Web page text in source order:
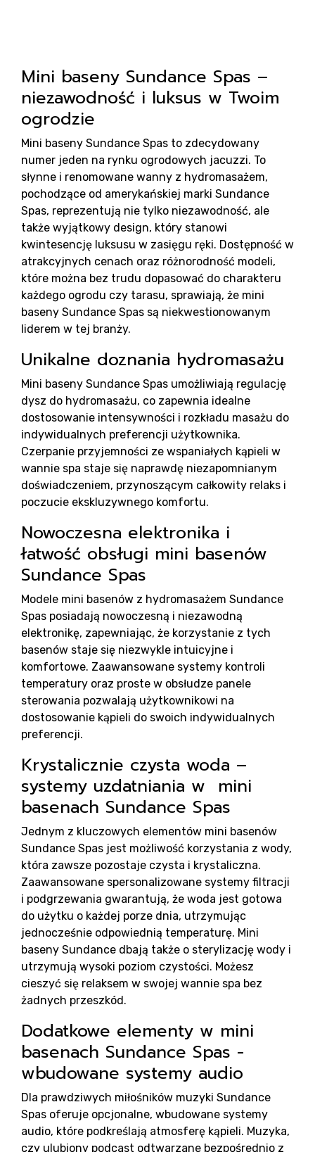
Mini baseny Sundance Spas –
niezawodność i luksus w Twoim
ogrodzie
Mini baseny Sundance Spas to zdecydowany
numer jeden na rynku ogrodowych jacuzzi. To
słynne i renomowane wanny z hydromasażem,
pochodzące od amerykańskiej marki Sundance
Spas, reprezentują nie tylko niezawodność, ale
także wyjątkowy design, który stanowi
kwintesencję luksusu w zasięgu ręki. Dostępność w
atrakcyjnych cenach oraz różnorodność modeli,
które można bez trudu dopasować do charakteru
każdego ogrodu czy tarasu, sprawiają, że mini
baseny Sundance Spas są niekwestionowanym
liderem w tej branży.
Unikalne doznania hydromasażu
Mini baseny Sundance Spas umożliwiają regulację
dysz do hydromasażu, co zapewnia idealne
dostosowanie intensywności i rozkładu masażu do
indywidualnych preferencji użytkownika.
Czerpanie przyjemności ze wspaniałych kąpieli w
wannie spa staje się naprawdę niezapomnianym
doświadczeniem, przynoszącym całkowity relaks i
poczucie ekskluzywnego komfortu.
Nowoczesna elektronika i
łatwość obsługi mini basenów
Sundance Spas
Modele mini basenów z hydromasażem Sundance
Spas posiadają nowoczesną i niezawodną
elektronikę, zapewniając, że korzystanie z tych
basenów staje się niezwykle intuicyjne i
komfortowe. Zaawansowane systemy kontroli
temperatury oraz proste w obsłudze panele
sterowania pozwalają użytkownikowi na
dostosowanie kąpieli do swoich indywidualnych
preferencji.
Krystalicznie czysta woda –
systemy uzdatniania w mini
basenach Sundance Spas
Jednym z kluczowych elementów mini basenów
Sundance Spas jest możliwość korzystania z wody,
która zawsze pozostaje czysta i krystaliczna.
Zaawansowane spersonalizowane systemy filtracji
i podgrzewania gwarantują, że woda jest gotowa
do użytku o każdej porze dnia, utrzymując
jednocześnie odpowiednią temperaturę. Mini
baseny Sundance dbają także o sterylizację wody i
utrzymują wysoki poziom czystości. Możesz
cieszyć się relaksem w swojej wannie spa bez
żadnych przeszkód.
Dodatkowe elementy w mini
basenach Sundance Spas -
wbudowane systemy audio
Dla prawdziwych miłośników muzyki Sundance
Spas oferuje opcjonalne, wbudowane systemy
audio, które podkreślają atmosferę kąpieli. Muzyka,
czy ulubiony podcast odtwarzane bezpośrednio z